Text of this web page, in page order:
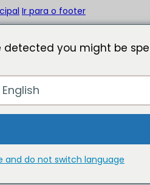
Ir para o footer
detected you might be
English
and do not switch language